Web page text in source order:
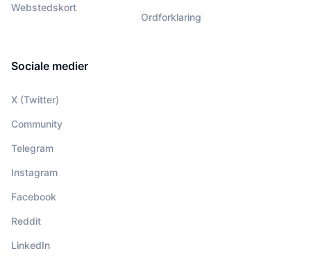
Webstedskort
Ordforklaring
Sociale medier
X (Twitter)
Community
Telegram
Instagram
Facebook
Reddit
LinkedIn